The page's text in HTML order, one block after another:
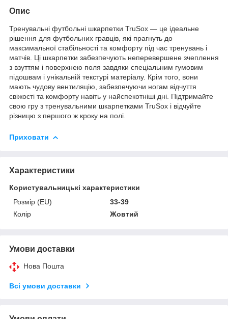
Опис
Тренувальні футбольні шкарпетки TruSox — це ідеальне
рішення для футбольних гравців, які прагнуть до
максимальної стабільності та комфорту під час тренувань і
матчів. Ці шкарпетки забезпечують неперевершене зчеплення
з взуттям і поверхнею поля завдяки спеціальним гумовим
підошвам і унікальній текстурі матеріалу. Крім того, вони
мають чудову вентиляцію, забезпечуючи ногам відчуття
свіжості та комфорту навіть у найспекотніші дні. Підтримайте
свою гру з тренувальними шкарпетками TruSox і відчуйте
різницю з першого ж кроку на полі.
Приховати
Характеристики
Користувальницькі характеристики
Розмір (EU)
33-39
Колір
Жовтий
Умови доставки
Нова Пошта
Всі умови доставки